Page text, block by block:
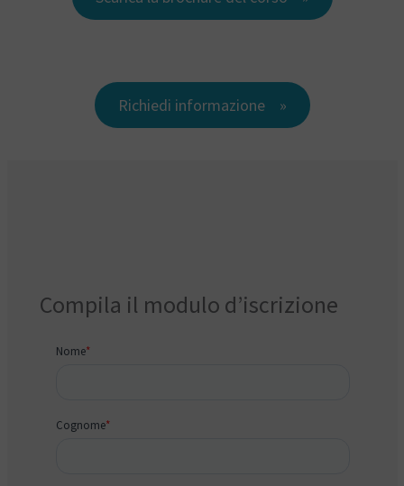
Richiedi informazione
Compila il modulo d’iscrizione